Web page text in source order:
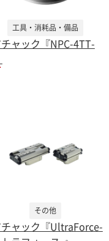
工具・消耗品・備品
ャック『NPC-4TT-
その他
ャック『UltraForce-